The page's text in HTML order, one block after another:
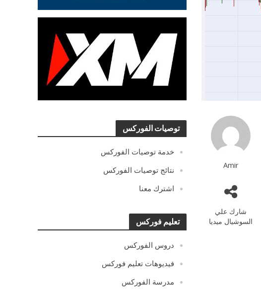
توصيات الفوركس
خدمة توصيات الفوركس
نتائج توصيات الفوركس
اشترك معنا
تعليم فوركس
دروس الفوركس
فيديوهات تعليم فوركس
مدرسة الفوركس
Amir
شارك علي
السوشيال ميديا